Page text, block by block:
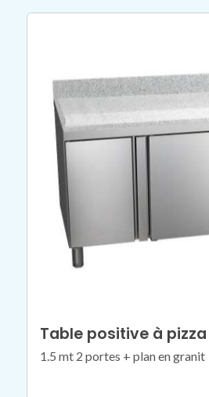
Table positive à pizza
1.5 mt 2 portes + plan en granit